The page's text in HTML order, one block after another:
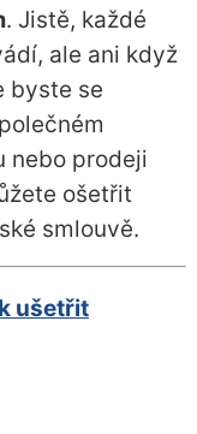
. Jistě, každé
ale ani když
byste se
nebo prodeji
ošetřit
smlouvě.
ušetřit